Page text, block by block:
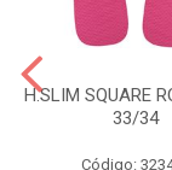
H.SLIM SQUARE
33/34
Código: